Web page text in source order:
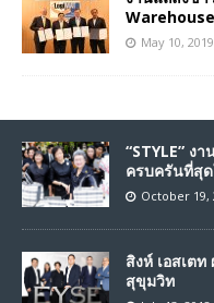
May 10, 2019
“STYLE” ง
ครบครันที่สุ
October 19,
สิงห์ เอสเต
สุขุมวิท